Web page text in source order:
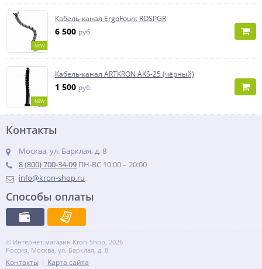
NEW
Кабель-канал ErgoFount ROSPGR
6 500 руб.
NEW
Кабель-канал ARTKRON AKS-25 (чёрный)
1 500 руб.
Контакты
Москва, ул. Барклая, д. 8
8 (800) 700-34-09 ПН-ВС 10:00 – 20:00
info@kron-shop.ru
Способы оплаты
© Интернет-магазин Kron-Shop, 2026
Россия, Москва, ул. Барклая, д. 8
Контакты Карта сайта